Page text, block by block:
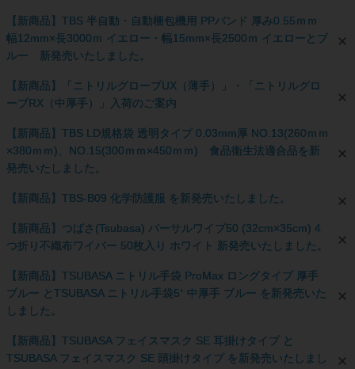
【新商品】TBS 半自動・自動梱包機用 PPバンド 厚み0.55ｍｍ
幅12mm×長3000ｍ イエロー・幅15mm×長2500ｍ イエローとブ
ルー 新発売いたしました。
【新商品】「ニトリルグローブUX（薄手）」・「ニトリルグロ
ーブRX（中厚手）」入荷のご案内
【新商品】TBS LD規格袋 透明タイプ 0.03mm厚 NO.13(260ｍｍ
×380ｍｍ)、NO.15(300ｍｍ×450ｍｍ) 食品衛生法適合品を新
発売いたしました。
【新商品】TBS-B09 化学防護服 を新発売いたしました。
【新商品】つばさ(Tsubasa) バーサルワイプ50 (32cm×35cm) 4
つ折り不織布ワイパー 50枚入り ホワイト 新発売いたしました。
【新商品】TSUBASA ニトリル手袋 ProMax ロングタイプ 厚手
ブルー とTSUBASA ニトリル手袋5⁺ 中厚手 ブルー を新発売いた
しました。
【新商品】TSUBASA フェイスマスク SE 耳掛けタイプ と
TSUBASA フェイスマスク SE 頭掛けタイプ を新発売いたしまし